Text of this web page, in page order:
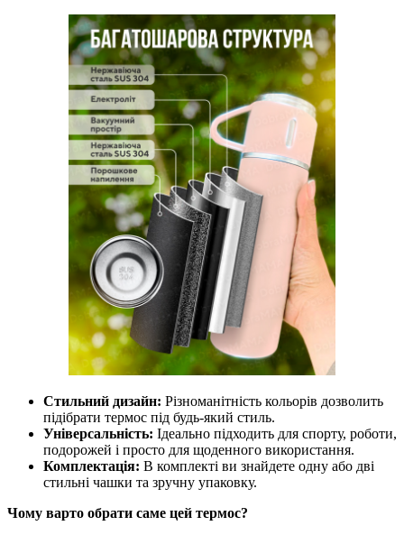
Стильний дизайн: Різноманітність кольорів дозволить
підібрати термос під будь-який стиль.
Універсальність: Ідеально підходить для спорту, роботи,
подорожей і просто для щоденного використання.
Комплектація: В комплекті ви знайдете одну або дві
стильні чашки та зручну упаковку.
Чому варто обрати саме цей термос?